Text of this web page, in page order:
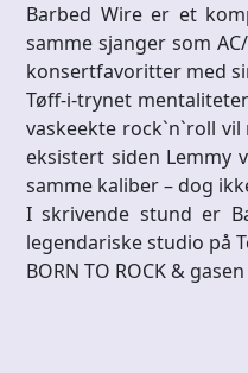
Barbed Wire er et
samme sjanger som
konsertfavoritter med
Tøff-i-trynet
vaskeekte rock`n`roll
eksistert siden Lemmy
samme kaliber – dog
I skrivende stund er
legendariske studio på
BORN TO ROCK &